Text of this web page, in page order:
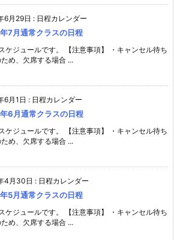
6月29日 : 日程カレンダー
7月通常クラスの日程
ケジュールです。 【注意事項】 ・キャンセル待ち
め、欠席する場合 ...
6月1日 : 日程カレンダー
6月通常クラスの日程
ケジュールです。 【注意事項】 ・キャンセル待ち
め、欠席する場合 ...
4月30日 : 日程カレンダー
5月通常クラスの日程
ケジュールです。 【注意事項】 ・キャンセル待ち
め、欠席する場合 ...